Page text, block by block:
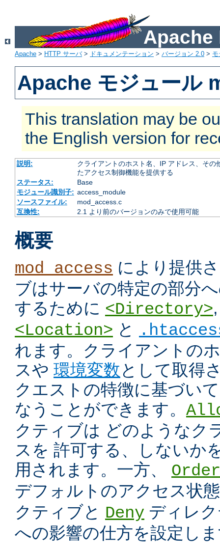
Apache
Apache > HTTP サーバ> ドキュメンテーション > バージョン 2.0 >
Apache モジュール
This translation may be
the English version for
説明:
クライアントのホスト名、IP アドレス、そ
たアクセス制御機能を提供する
ステータス:
Base
モジュール識別子: access_module
ソースファイル:
mod_access.c
互換性:
2.1 より前のバージョンのみで使用可能
概要
mod_access により提供
ブはサーバの特定の部分
するために <Directory>
<Location> と
れます。クライアントの
スや 環境変数 として取得
クエストの特徴に基づい
なうことができます。
クティブは どのようなク
スを 許可する、しないか
用されます。一方、 Order
デフォルトのアクセス状
クティブと Deny ディレ
への影響の仕方を設定し